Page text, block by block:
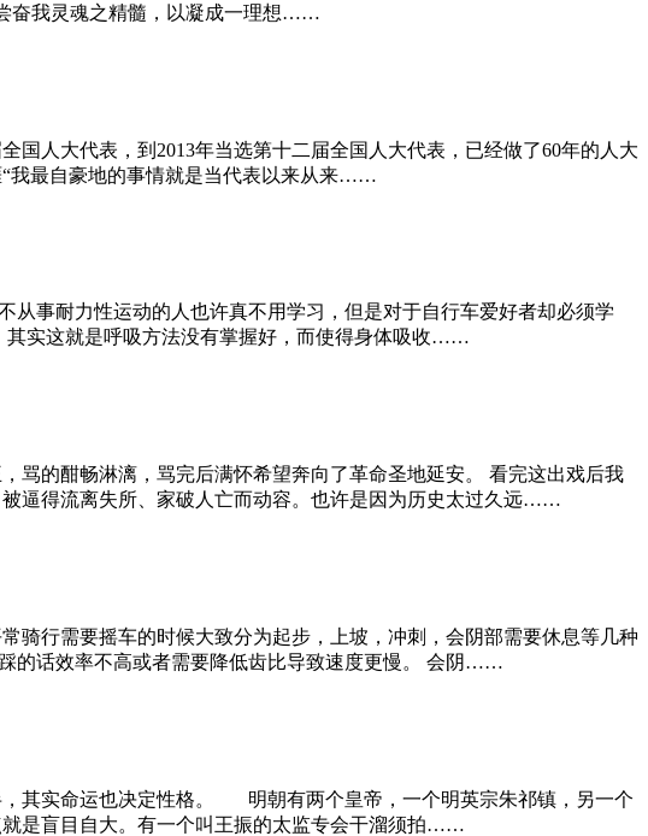
奋我灵魂之精髓，以凝成一理想……
国人大代表，到2013年当选第十二届全国人大代表，已经做了60年的人大
“我最自豪地的事情就是当代表以来从来……
事耐力性运动的人也许真不用学习，但是对于自行车爱好者却必须学
其实这就是呼吸方法没有掌握好，而使得身体吸收……
骂的酣畅淋漓，骂完后满怀希望奔向了革命圣地延安。 看完这出戏后我
逼得流离失所、家破人亡而动容。也许是因为历史太过久远……
骑行需要摇车的时候大致分为起步，上坡，冲刺，会阴部需要休息等几种
的话效率不高或者需要降低齿比导致速度更慢。 会阴……
，其实命运也决定性格。 明朝有两个皇帝，一个明英宗朱祁镇，另一个
是盲目自大。有一个叫王振的太监专会干溜须拍……